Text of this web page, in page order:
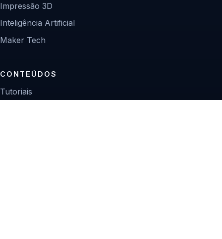
Impressão 3D
Inteligência Artificial
Maker Tech
CONTEÚDOS
Tutoriais